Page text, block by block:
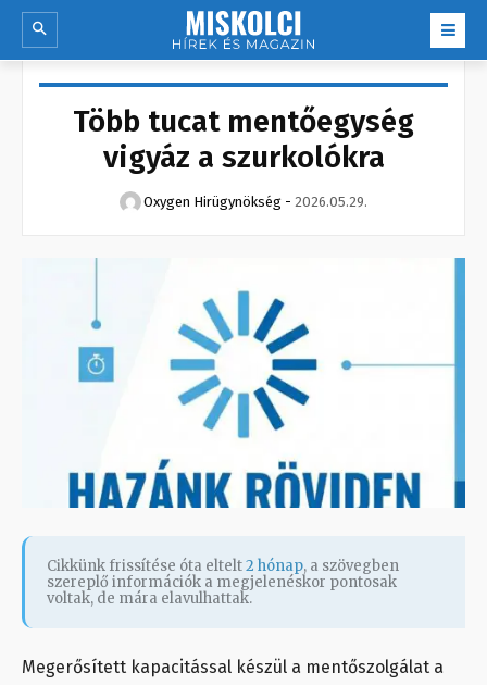
Több tucat mentőegység
vigyáz a szurkolókra
Oxygen Hirügynökség - 2026.05.29.
Cikkünk frissítése óta eltelt2 hónap, a szövegben
szereplő információk a megjelenéskor pontosak
voltak, de mára elavulhattak.
Megerősített kapacitással készül a mentőszolgálat a